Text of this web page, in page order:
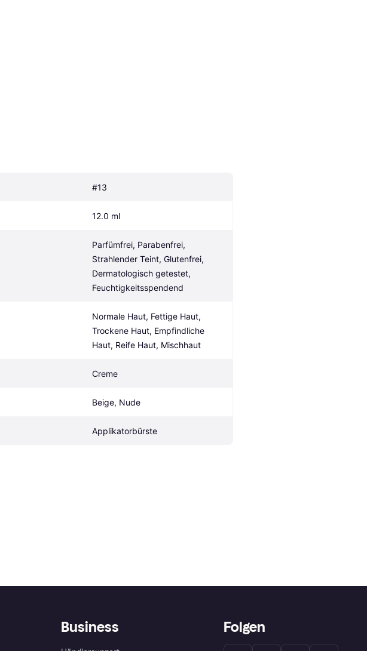
#13
12.0 ml
Parfümfrei, Parabenfrei,
Strahlender Teint, Glutenfrei,
Dermatologisch getestet,
Feuchtigkeitsspendend
Normale Haut, Fettige Haut,
Trockene Haut, Empfindliche
Haut, Reife Haut, Mischhaut
Creme
Beige, Nude
Applikatorbürste
Business Folgen